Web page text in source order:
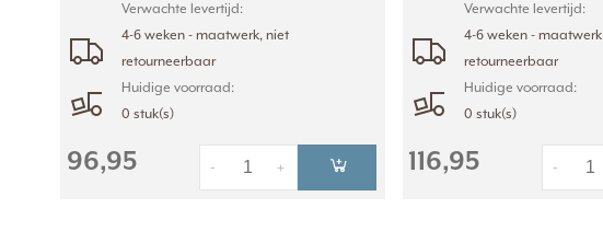
Verwachte levertijd:
4-6 weken - maatwerk, niet
retourneerbaar
Huidige voorraad:
0 stuk(s)
96,95 +
-
Verwachte levertijd:
4-6 weken -
retourneerbaar
Huidige voorraad:
0 stuk(s)
116,95 -